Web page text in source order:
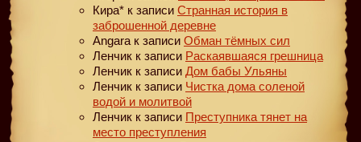
Кира* к записи Странная история в
заброшенной деревне
Angara к записи Обман тёмных сил
Ленчик к записи Раскаявшаяся грешница
Ленчик к записи Дом бабы Ульяны
Ленчик к записи Чистка дома соленой
водой и молитвой
Ленчик к записи Преступника тянет на
место преступления